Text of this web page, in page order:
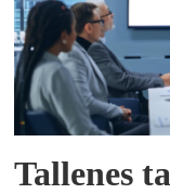
Tallenes